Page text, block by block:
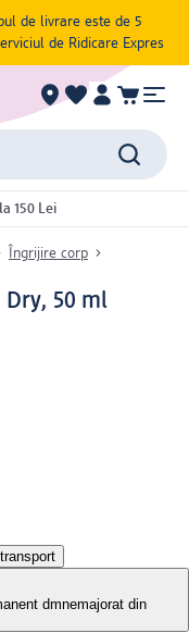
de livrare este de 5
de Ridicare Expres
150 Lei
Îngrijire corp
Dry, 50 ml
transport
dmnemajorat din